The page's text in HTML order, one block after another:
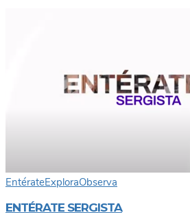
EntérateExploraObserva
ENTÉRATE SERGISTA